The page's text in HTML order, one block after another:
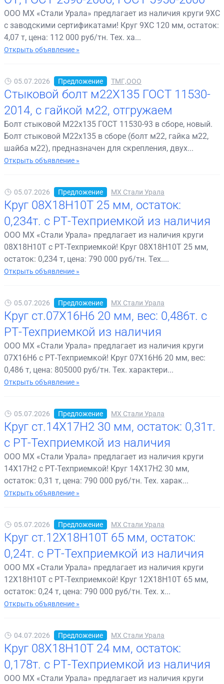
ООО МХ «Стали Урала» предлагает из наличия круги 9ХС
с заводскими сертификатами! Круг 9ХС 120 мм, остаток:
4,07 т, цена: 112 000 руб/тн. Тех. ха...
Открыть объявление »
05.07.2026 Предложение ТМГ,ООО
Стыковой болт м22Х135 ГОСТ 11530-
2014, с гайкой м22, отгружаем
Болт стыковой М22х135 ГОСТ 11530-93 в сборе, новый.
Болт стыковой М22х135 в сборе (болт м22, гайка м22,
шайба м22), предназначен для скрепления, двух...
Открыть объявление »
05.07.2026 Предложение МХ Стали Урала
Круг 08Х18Н10Т 25 мм, остаток:
0,234т. с РТ-Техприемкой из наличия
ООО МХ «Стали Урала» предлагает из наличия круги
08Х18Н10Т с РТ-Техприемкой! Круг 08Х18Н10Т 25 мм,
остаток: 0,234 т, цена: 790 000 руб/тн. Тех....
Открыть объявление »
05.07.2026 Предложение МХ Стали Урала
Круг ст.07Х16Н6 20 мм, вес: 0,486т. с
РТ-Техприемкой из наличия
ООО МХ «Стали Урала» предлагает из наличия круги
07Х16Н6 с РТ-Техприемкой! Круг 07Х16Н6 20 мм, вес:
0,486 т, цена: 805000 руб/тн. Тех. характери...
Открыть объявление »
05.07.2026 Предложение МХ Стали Урала
Круг ст.14Х17Н2 30 мм, остаток: 0,31т.
с РТ-Техприемкой из наличия
ООО МХ «Стали Урала» предлагает из наличия круги
14Х17Н2 с РТ-Техприемкой! Круг 14Х17Н2 30 мм,
остаток: 0,31 т, цена: 790 000 руб/тн. Тех. харак...
Открыть объявление »
05.07.2026 Предложение МХ Стали Урала
Круг ст.12Х18Н10Т 65 мм, остаток:
0,24т. с РТ-Техприемкой из наличия
ООО МХ «Стали Урала» предлагает из наличия круги
12Х18Н10Т с РТ-Техприемкой! Круг 12Х18Н10Т 65 мм,
остаток: 0,24 т, цена: 790 000 руб/тн. Тех. х...
Открыть объявление »
04.07.2026 Предложение МХ Стали Урала
Круг 08Х18Н10Т 24 мм, остаток:
0,178т. с РТ-Техприемкой из наличия
ООО МХ «Стали Урала» предлагает из наличия круги